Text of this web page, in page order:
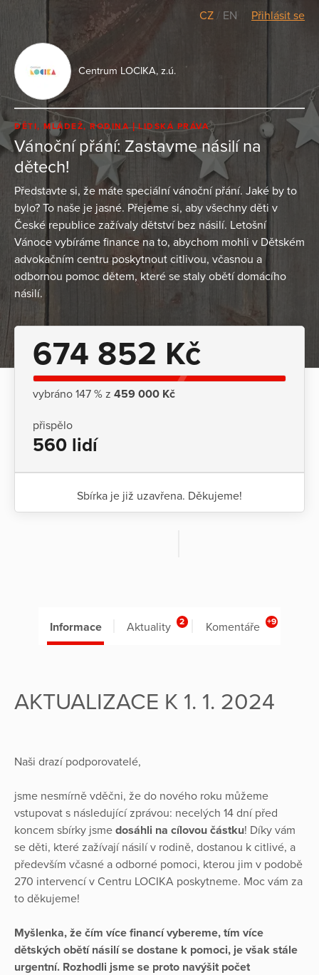
CZ / EN Přihlásit se
Centrum LOCIKA, z.ú.
DĚTI, MLÁDEŽ, RODINA LIDSKÁ PRÁVA
Vánoční přání: Zastavme násilí na
dětech!
Představte si, že máte speciální vánoční přání. Jaké by to
bylo? To naše je jasné. Přejeme si, aby všechny děti v
České republice zažívaly dětství bez násilí. Letošní
Vánoce vybíráme finance na to, abychom mohli v Dětském
advokačním centru poskytnout citlivou, včasnou a
odbornou pomoc dětem, které se staly obětí domácího
násilí.
674 852 Kč
vybráno 147 % z 459 000 Kč
přispělo
560 lidí
Sbírka je již uzavřena. Děkujeme!
Informace Aktuality 2 Komentáře +9
AKTUALIZACE K 1. 1. 2024
Naši drazí podporovatelé,
jsme nesmírně vděčni, že do nového roku můžeme
vstupovat s následující zprávou: necelých 14 dní před
koncem sbírky jsme dosáhli na cílovou částku! Díky vám
se děti, které zažívají násilí v rodině, dostanou k citlivé, a
především včasné a odborné pomoci, kterou jim v podobě
270 intervencí v Centru LOCIKA poskytneme. Moc vám za
to děkujeme!
Myšlenka, že čím více financí vybereme, tím více
dětských obětí násilí se dostane k pomoci, je však stále
urgentní. Rozhodli jsme se proto navýšit počet